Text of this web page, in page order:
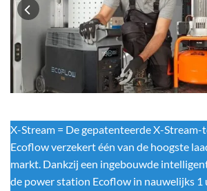
X-Stream = De gepatenteerde X-Stream-
Ecoflow verzekert één van de hoogste
markt. Dankzij een ingebouwde
de power station Ecoflow in nauwelijks 1